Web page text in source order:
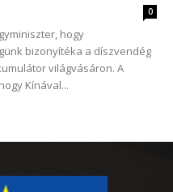
0
hogy
bizonyítéka a díszvendég
világvásáron. A
Kínával...